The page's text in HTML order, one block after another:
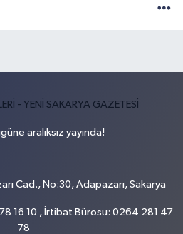
aralıksız yayında!
Cad., No:30, Adapazarı, Sakarya
16 10 , İrtibat Bürosu: 0264 281 47
78